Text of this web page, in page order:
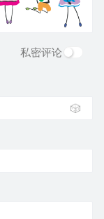
私密评论
🎲